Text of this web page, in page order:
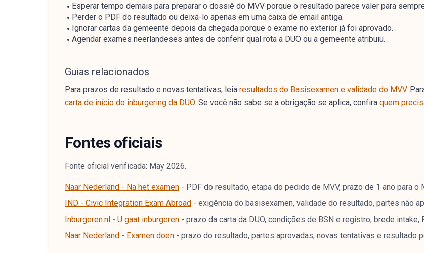
Esperar tempo demais para preparar o dossiê do MVV porque o resultado parece valer para
Perder o PDF do resultado ou deixá-lo apenas em uma caixa de email antiga.
Ignorar cartas da gemeente depois da chegada porque o exame no exterior já foi aprovado.
Agendar exames neerlandeses antes de conferir qual rota a DUO ou a gemeente atribuiu.
Guias relacionados
Para prazos de resultado e novas tentativas, leia resultados do Basisexamen e validade do MVV.
carta de início do inburgering da DUO. Se você não sabe se a obrigação se aplica, confira quem
Fontes oficiais
Fonte oficial verificada: May 2026.
Naar Nederland - Na het examen - PDF do resultado, etapa do pedido de MVV, prazo de 1 ano para
IND - Civic Integration Exam Abroad - exigência do basisexamen, validade do resultado, partes não
Inburgeren.nl - U gaat inburgeren - prazo da carta da DUO, condições de BSN e registro, brede
Naar Nederland - Examen doen - prazo do resultado, partes aprovadas, novas tentativas e resultado